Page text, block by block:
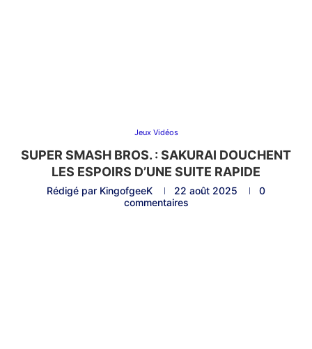
Jeux Vidéos
SUPER SMASH BROS. : SAKURAI DOUCHENT
LES ESPOIRS D’UNE SUITE RAPIDE
Rédigé par KingofgeeK 22 août 2025
0
commentaires